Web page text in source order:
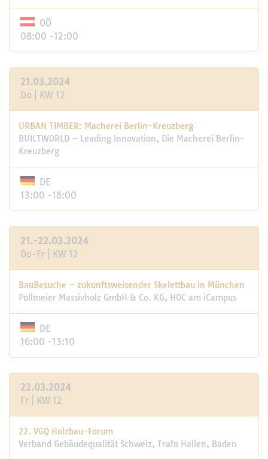
OÖ
08:00 -12:00
21.03.2024
Do | KW 12
URBAN TIMBER: Macherei Berlin-Kreuzberg
BUILTWORLD – Leading Innovation, Die Macherei Berlin-
Kreuzberg
DE
13:00 -18:00
21.-22.03.2024
Do-Fr | KW 12
BauBesuche – zukunftsweisender Skelettbau in München
Pollmeier Massivholz GmbH & Co. KG, HOC am iCampus
DE
16:00 -13:10
22.03.2024
Fr | KW 12
22. VGQ Holzbau-Forum
Verband Gebäudequalität Schweiz, Trafo Hallen, Baden